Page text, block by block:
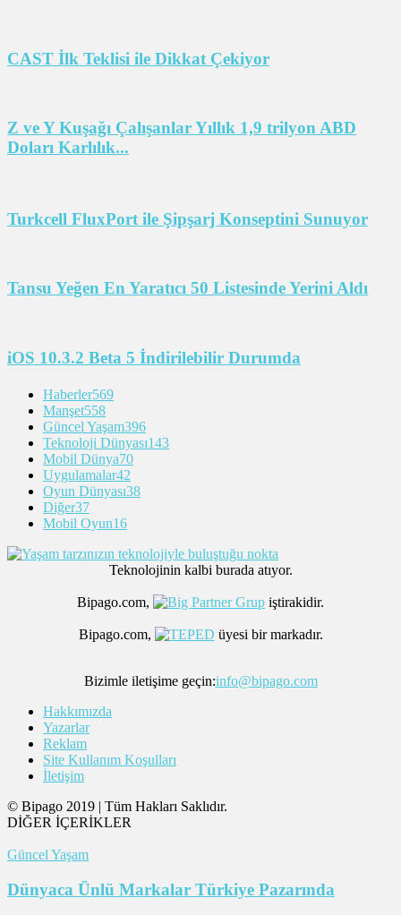
CAST İlk Teklisi ile Dikkat Çekiyor
Z ve Y Kuşağı Çalışanlar Yıllık 1,9 trilyon ABD
Doları Karlılık...
Turkcell FluxPort ile Şipşarj Konseptini Sunuyor
Tansu Yeğen En Yaratıcı 50 Listesinde Yerini Aldı
iOS 10.3.2 Beta 5 İndirilebilir Durumda
Haberler569
Manşet558
Güncel Yaşam396
Teknoloji Dünyası143
Mobil Dünya70
Uygulamalar42
Oyun Dünyası38
Diğer37
Mobil Oyun16
Teknolojinin kalbi burada atıyor.
Bipago.com, iştirakidir.
Bipago.com, üyesi bir markadır.
Bizimle iletişime geçin:info@bipago.com
Hakkımızda
Yazarlar
Reklam
Site Kullanım Koşulları
İletişim
© Bipago 2019 | Tüm Hakları Saklıdır.
DİĞER İÇERİKLER
Güncel Yaşam
Dünyaca Ünlü Markalar Türkiye Pazarında